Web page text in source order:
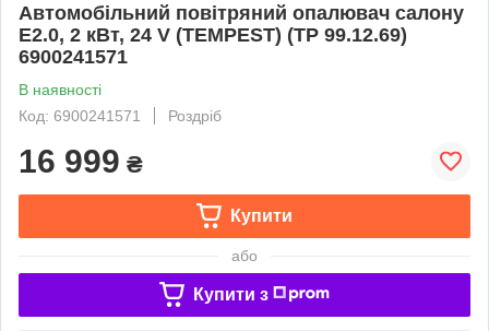
Автомобільний повітряний опалювач салону
E2.0, 2 кВт, 24 V (TEMPEST) (TP 99.12.69)
6900241571
В наявності
Код: 6900241571
Роздріб
16 999 ₴
Купити
або
Купити з